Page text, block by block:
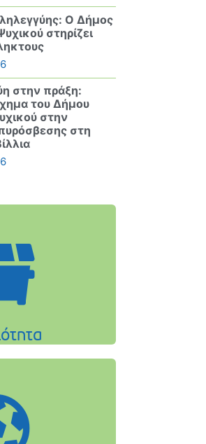
Ο Δήμος
στηρίζει
στην πράξη:
του Δήμου
στην
στη